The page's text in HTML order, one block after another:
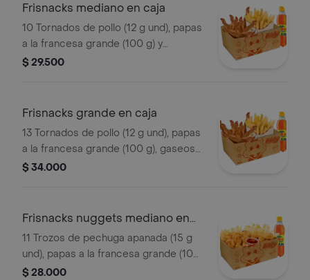
Frisnacks mediano en caja
10 Tornados de pollo (12 g und), papas
a la francesa grande (100 g) y
gaseosa (470 ml)
$ 29.500
Frisnacks grande en caja
13 Tornados de pollo (12 g und), papas
a la francesa grande (100 g), gaseosa
(470 ml)
$ 34.000
Frisnacks nuggets mediano en
caja
11 Trozos de pechuga apanada (15 g
und), papas a la francesa grande (100
g), gaseosa (400 ml)
$ 28.000